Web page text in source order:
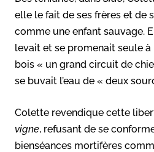
elle le fait de ses frères et de
comme une enfant sauvage.
levait et se promenait seule à
bois « un grand circuit de
se buvait l’eau de « deux
Colette revendique cette
vigne, refusant de se
bienséances mortifères